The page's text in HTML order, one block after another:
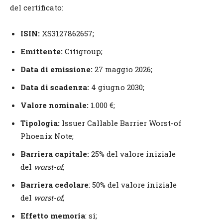
del certificato:
ISIN: XS3127862657;
Emittente: Citigroup;
Data di emissione: 27 maggio 2026;
Data di scadenza: 4 giugno 2030;
Valore nominale: 1.000 €;
Tipologia: Issuer Callable Barrier Worst-of
Phoenix Note;
Barriera capitale: 25% del valore iniziale
del worst-of;
Barriera cedolare: 50% del valore iniziale
del worst-of;
Effetto memoria: si;